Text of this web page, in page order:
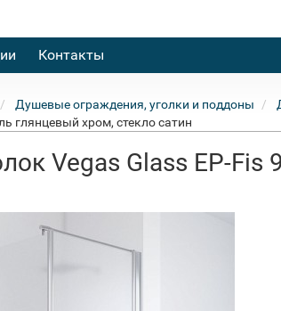
Контакты
Душевые ограждения, уголки и поддоны
глянцевый хром, стекло сатин
Vegas Glass EP-